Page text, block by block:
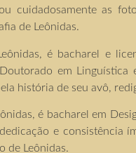
cuidadosamente as
de Leônidas.
é bacharel e
em Linguística
história de seu avô,
é bacharel em
e consistência
de Leônidas.